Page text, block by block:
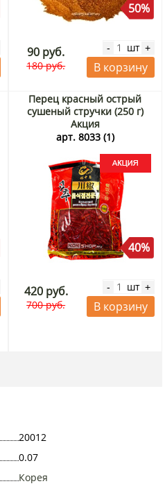
50%
90 руб.
180 руб.
- шт +
В корзину
Перец красный острый
сушеный стручки (250 г)
Акция
арт. 8033 (1)
40%
420 руб.
700 руб.
- шт +
В корзину
20012
0.07
Корея